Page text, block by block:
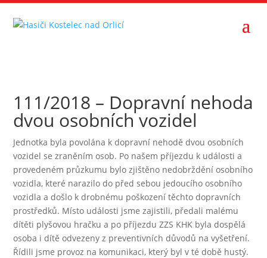
111/2018 – Dopravní nehoda
dvou osobních vozidel
Jednotka byla povolána k dopravní nehodě dvou osobních
vozidel se zraněním osob. Po našem příjezdu k události a
provedeném průzkumu bylo zjištěno nedobrždění osobního
vozidla, které narazilo do před sebou jedoucího osobního
vozidla a došlo k drobnému poškození těchto dopravních
prostředků. Místo události jsme zajistili, předali malému
dítěti plyšovou hračku a po příjezdu ZZS KHK byla dospělá
osoba i dítě odvezeny z preventivních důvodů na vyšetření.
Řídili jsme provoz na komunikaci, který byl v té době hustý.